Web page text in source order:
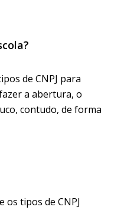
de CNPJ para
a abertura, o
contudo, de forma
os tipos de CNPJ